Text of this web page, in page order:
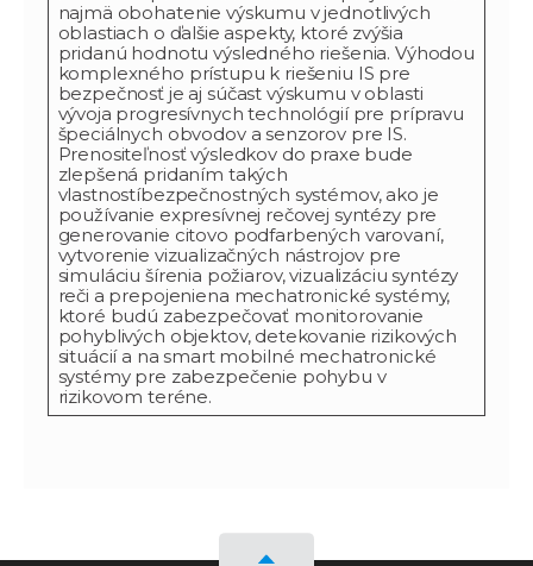
najmä obohatenie výskumu v jednotlivých
oblastiach o ďalšie aspekty, ktoré zvýšia
pridanú hodnotu výsledného riešenia. Výhodou
komplexného prístupu k riešeniu IS pre
bezpečnosť je aj súčast výskumu v oblasti
vývoja progresívnych technológií pre prípravu
špeciálnych obvodov a senzorov pre IS.
Prenositeľnosť výsledkov do praxe bude
zlepšená pridaním takých
vlastnostíbezpečnostných systémov, ako je
používanie expresívnej rečovej syntézy pre
generovanie citovo podfarbených varovaní,
vytvorenie vizualizačných nástrojov pre
simuláciu šírenia požiarov, vizualizáciu syntézy
reči a prepojeniena mechatronické systémy,
ktoré budú zabezpečovať monitorovanie
pohyblivých objektov, detekovanie rizikových
situácií a na smart mobilné mechatronické
systémy pre zabezpečenie pohybu v
rizikovom teréne.